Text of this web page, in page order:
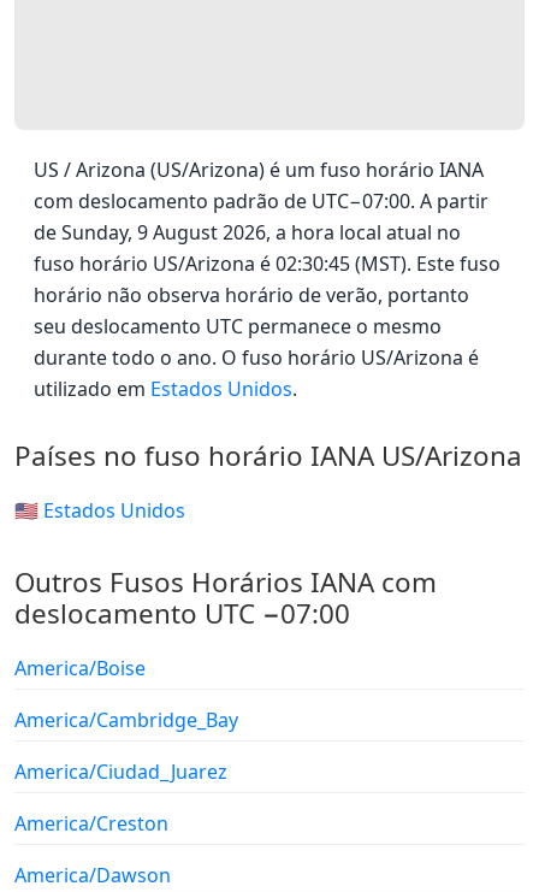
US / Arizona (US/Arizona) é um fuso horário IANA
com deslocamento padrão de UTC−07:00. A partir
de Sunday, 9 August 2026, a hora local atual no
fuso horário US/Arizona é 02:30:45 (MST). Este fuso
horário não observa horário de verão, portanto
seu deslocamento UTC permanece o mesmo
durante todo o ano. O fuso horário US/Arizona é
utilizado em Estados Unidos.
Países no fuso horário IANA US/Arizona
🇺🇸 Estados Unidos
Outros Fusos Horários IANA com
deslocamento UTC −07:00
America/Boise
America/Cambridge_Bay
America/Ciudad_Juarez
America/Creston
America/Dawson